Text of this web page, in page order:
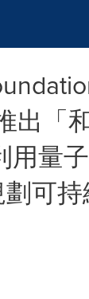
出「
用量
可